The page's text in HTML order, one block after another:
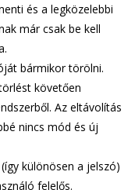
és a legközelebbi
már csak be kell
bármikor törölni.
követően
Az eltávolítás
nincs mód és új
különösen a jelszó)
felelős.